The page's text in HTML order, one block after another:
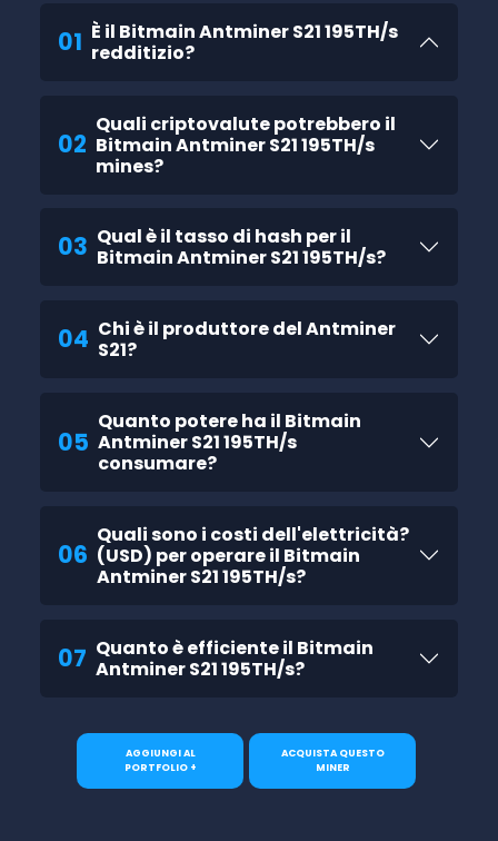
01 È il Bitmain Antminer S21 195TH/s
redditizio?
02
Quali criptovalute potrebbero il
Bitmain Antminer S21 195TH/s
mines?
03 Qual è il tasso di hash per il
Bitmain Antminer S21 195TH/s?
04 Chi è il produttore del Antminer
S21?
05
Quanto potere ha il Bitmain
Antminer S21 195TH/s
consumare?
06
Quali sono i costi dell'elettricità?
(USD) per operare il Bitmain
Antminer S21 195TH/s?
07 Quanto è efficiente il Bitmain
Antminer S21 195TH/s?
AGGIUNGI AL
PORTFOLIO +
ACQUISTA QUESTO
MINER